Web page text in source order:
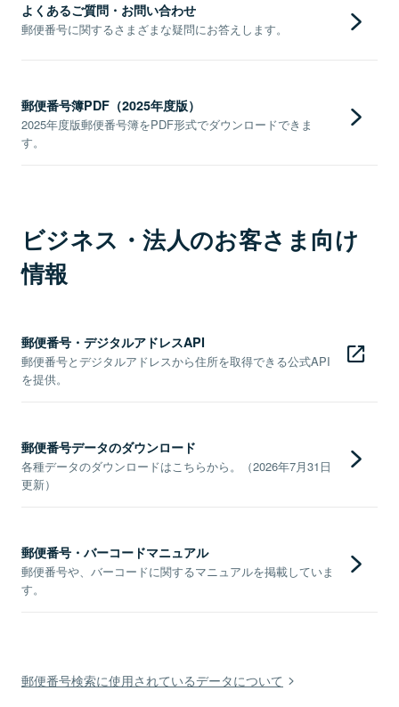
よくあるご質問・お問い合わせ
郵便番号に関するさまざまな疑問にお答えします。
郵便番号簿PDF（2025年度版）
2025年度版郵便番号簿をPDF形式でダウンロードできま
す。
ビジネス・法人のお客さま向け
情報
郵便番号・デジタルアドレスAPI
郵便番号とデジタルアドレスから住所を取得できる公式API
を提供。
郵便番号データのダウンロード
各種データのダウンロードはこちらから。（2026年7月31日
更新）
郵便番号・バーコードマニュアル
郵便番号や、バーコードに関するマニュアルを掲載していま
す。
郵便番号検索に使用されているデータについて